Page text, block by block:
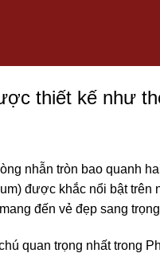
thiết kế như
nhẫn tròn bao quanh
được khắc nổi bật trên
đến vẻ đẹp sang
quan trọng nhất trong